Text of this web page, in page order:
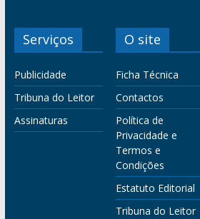
Serviços
Publicidade
Tribuna do Leitor
Assinaturas
O site
Ficha Técnica
Contactos
Política de
Privacidade e
Termos e
Condições
Estatuto Editorial
Tribuna do Leitor